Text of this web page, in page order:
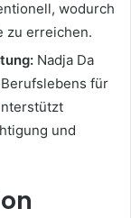
wodurch
zu erreichen.
Nadja Da
für
und